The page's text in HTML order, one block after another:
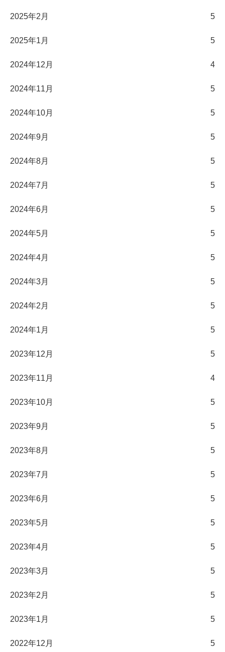
2025年2月 5
2025年1月 5
2024年12月 4
2024年11月 5
2024年10月 5
2024年9月 5
2024年8月 5
2024年7月 5
2024年6月 5
2024年5月 5
2024年4月 5
2024年3月 5
2024年2月 5
2024年1月 5
2023年12月 5
2023年11月 4
2023年10月 5
2023年9月 5
2023年8月 5
2023年7月 5
2023年6月 5
2023年5月 5
2023年4月 5
2023年3月 5
2023年2月 5
2023年1月 5
2022年12月 5